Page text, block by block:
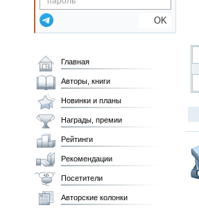
OK
Главная
Авторы, книги
Новинки и планы
Награды, премии
Рейтинги
Рекомендации
Посетители
Авторские колонки